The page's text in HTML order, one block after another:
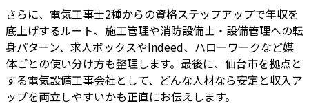
さらに、電気工事士2種からの資格ステップアップで年収を
底上げするルート、施工管理や消防設備士・設備管理への転
身パターン、求人ボックスやIndeed、ハローワークなど媒
体ごとの使い分け方も整理します。最後に、仙台市を拠点と
する電気設備工事会社として、どんな人材なら安定と収入ア
ップを両立しやすいかも正直にお伝えします。